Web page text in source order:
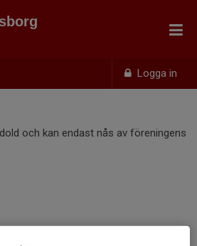
Logga in
och kan endast nås av föreningens